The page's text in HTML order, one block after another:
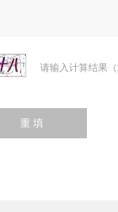
请输入计算结果